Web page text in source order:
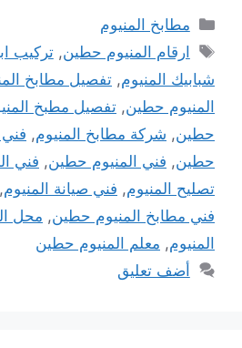
التصنيفات
مطابخ المنيوم
الوسوم
ارقام المنيوم حطين,تركيب
شبابيك المنيوم, تفصيل مطابخ
المنيوم حطين, تفصيل مطبخ
حطين, شركة مطابخ المنيوم, فني
حطين, فني المنيوم حطين, فني
تصليح المنيوم, فني صيانة المنيوم,
فني مطابخ المنيوم حطين, محل
المنيوم, معلم المنيوم حطين
أضف تعليق